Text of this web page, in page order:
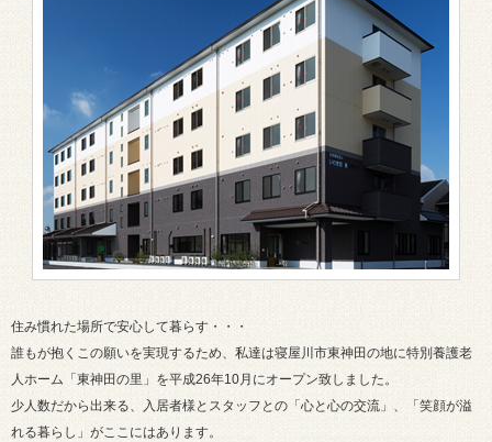
住み慣れた場所で安心して暮らす・・・
誰もが抱くこの願いを実現するため、私達は寝屋川市東神田の地に特別養護老
人ホーム「東神田の里」を平成26年10月にオープン致しました。
少人数だから出来る、入居者様とスタッフとの「心と心の交流」、「笑顔が溢
れる暮らし」がここにはあります。